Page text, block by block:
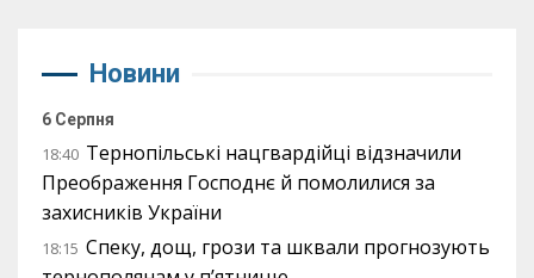
Новини
6 Серпня
18:40 Тернопільські нацгвардійці відзначили
Преображення Господнє й помолилися за
захисників України
18:15 Спеку, дощ, грози та шквали прогнозують